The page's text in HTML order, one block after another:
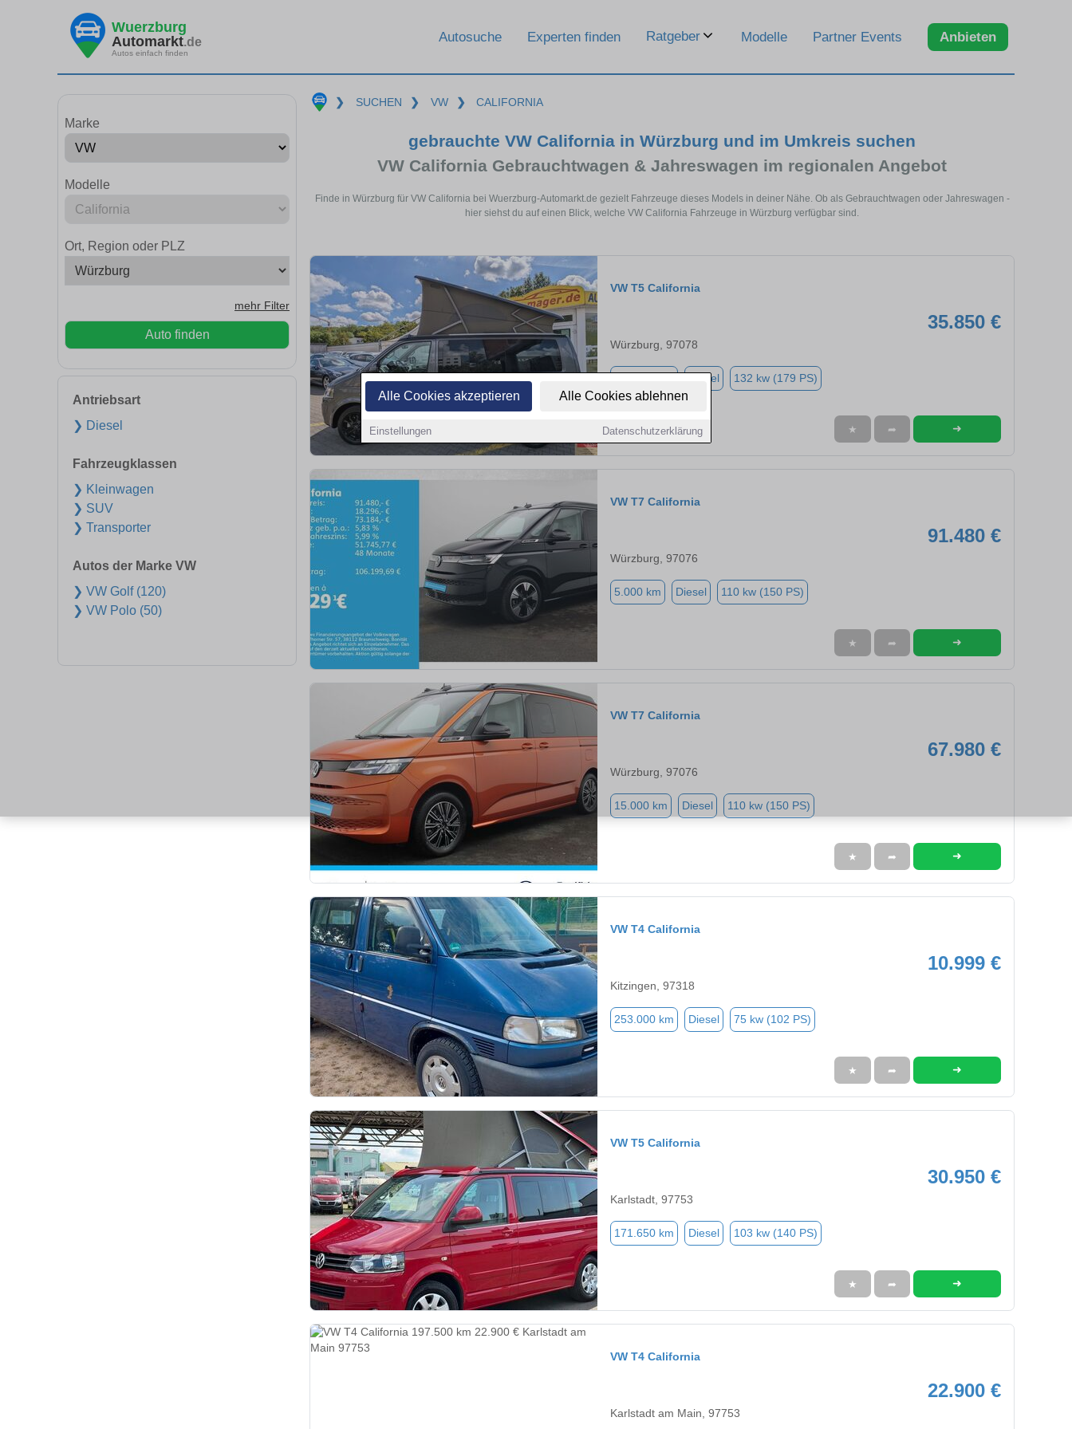
Alle Cookies akzeptieren Alle Cookies ablehnen
Einstellungen Datenschutzerklärung
Wuerzburg
Automarkt.de
Autos einfach finden
Autosuche Experten finden Ratgeber Modelle Partner Events Anbieten
Marke
Modelle
Ort, Region oder PLZ
mehr Filter
Auto finden
Antriebsart
❯ Diesel
Fahrzeugklassen
❯ Kleinwagen
❯ SUV
❯ Transporter
Autos der Marke VW
❯ VW Golf (120)
❯ VW Polo (50)
❯ SUCHEN ❯ VW ❯ CALIFORNIA
gebrauchte VW California in Würzburg und im Umkreis suchen
VW California Gebrauchtwagen & Jahreswagen im regionalen Angebot
Finde in Würzburg für VW California bei Wuerzburg-Automarkt.de gezielt Fahrzeuge dieses Models in deiner Nähe. Ob als Gebrauchtwagen oder Jahreswagen -
hier siehst du auf einen Blick, welche VW California Fahrzeuge in Würzburg verfügbar sind.
VW T5 California
35.850 €
Würzburg, 97078
Diesel 132 kw (179 PS)
★ ➦ ➜
VW T7 California
91.480 €
Würzburg, 97076
5.000 km Diesel 110 kw (150 PS)
★ ➦ ➜
VW T7 California
67.980 €
Würzburg, 97076
15.000 km Diesel 110 kw (150 PS)
★ ➦ ➜
VW T4 California
10.999 €
Kitzingen, 97318
253.000 km Diesel 75 kw (102 PS)
★ ➦ ➜
VW T5 California
30.950 €
Karlstadt, 97753
171.650 km Diesel 103 kw (140 PS)
★ ➦ ➜
VW T4 California
22.900 €
Karlstadt am Main, 97753